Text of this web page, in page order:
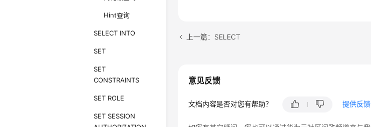
Hint查询
SELECT INTO
SET
SET
CONSTRAINTS
SET ROLE
SET SESSION
--给列取别名。
3 | gary
上一篇：SELECT
意见反馈
文档内容是否对您有帮助？ 提供反馈